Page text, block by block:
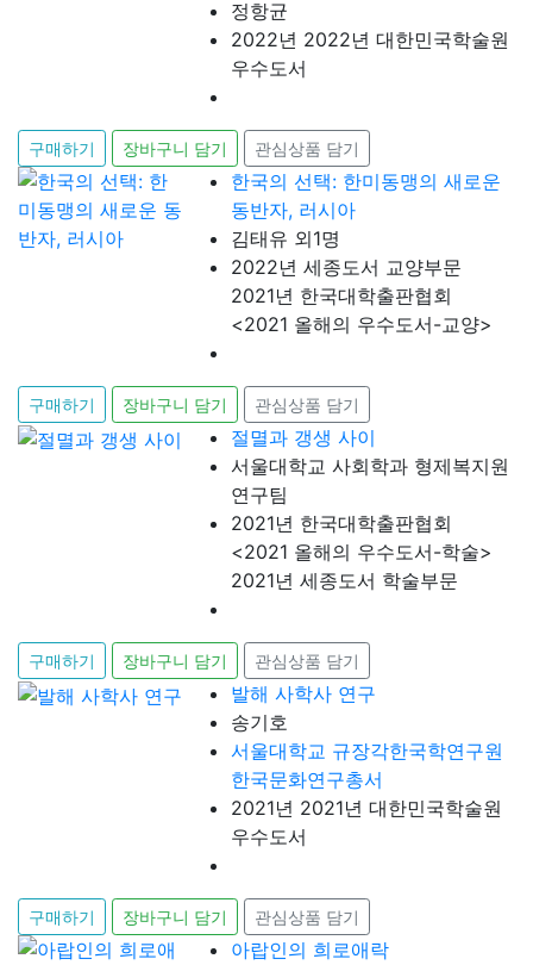
정항균
2022년 2022년 대한민국학술원
우수도서
구매하기 장바구니 담기 관심상품 담기
한국의 선택: 한미동맹의 새로운
동반자, 러시아
김태유 외1명
2022년 세종도서 교양부문
2021년 한국대학출판협회
<2021 올해의 우수도서-교양>
구매하기 장바구니 담기 관심상품 담기
절멸과 갱생 사이
서울대학교 사회학과 형제복지원
연구팀
2021년 한국대학출판협회
<2021 올해의 우수도서-학술>
2021년 세종도서 학술부문
구매하기 장바구니 담기 관심상품 담기
발해 사학사 연구
송기호
서울대학교 규장각한국학연구원
한국문화연구총서
2021년 2021년 대한민국학술원
우수도서
구매하기 장바구니 담기 관심상품 담기
아랍인의 희로애락